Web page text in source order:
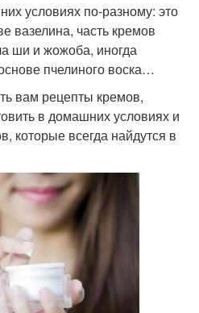
условиях по-разному: это
вазелина, часть кремов
ши и жожоба, иногда
пчелиного воска…
вам рецепты кремов,
в домашних условиях и
которые всегда найдутся в